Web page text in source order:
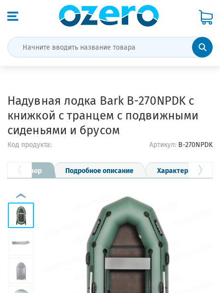
Надувная лодка Bark B-270NPDK с
книжкой с транцем с подвижными
сиденьями и брусом
Код продукта: Артикул: B-270NPDK
Обзор Подробное описание Характеристики